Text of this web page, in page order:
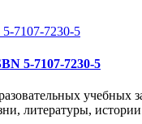
5-7107-7230-5
учебных
литературы,